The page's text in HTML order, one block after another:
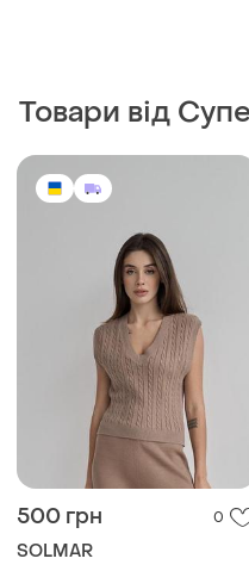
Товари від
500 грн 0
SOLMAR